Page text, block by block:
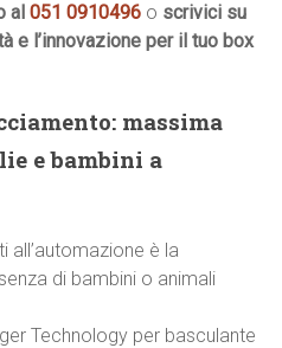
al051 0910496 o scrivici su
e l’innovazione per il tuo box
massima
e bambini a
all’automazione è la
di bambini o animali
Technology per basculante